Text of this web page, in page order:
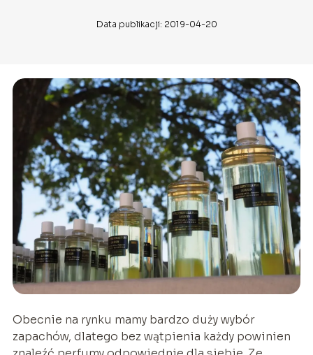
Data publikacji: 2019-04-20
Obecnie na rynku mamy bardzo duży wybór
zapachów, dlatego bez wątpienia każdy powinien